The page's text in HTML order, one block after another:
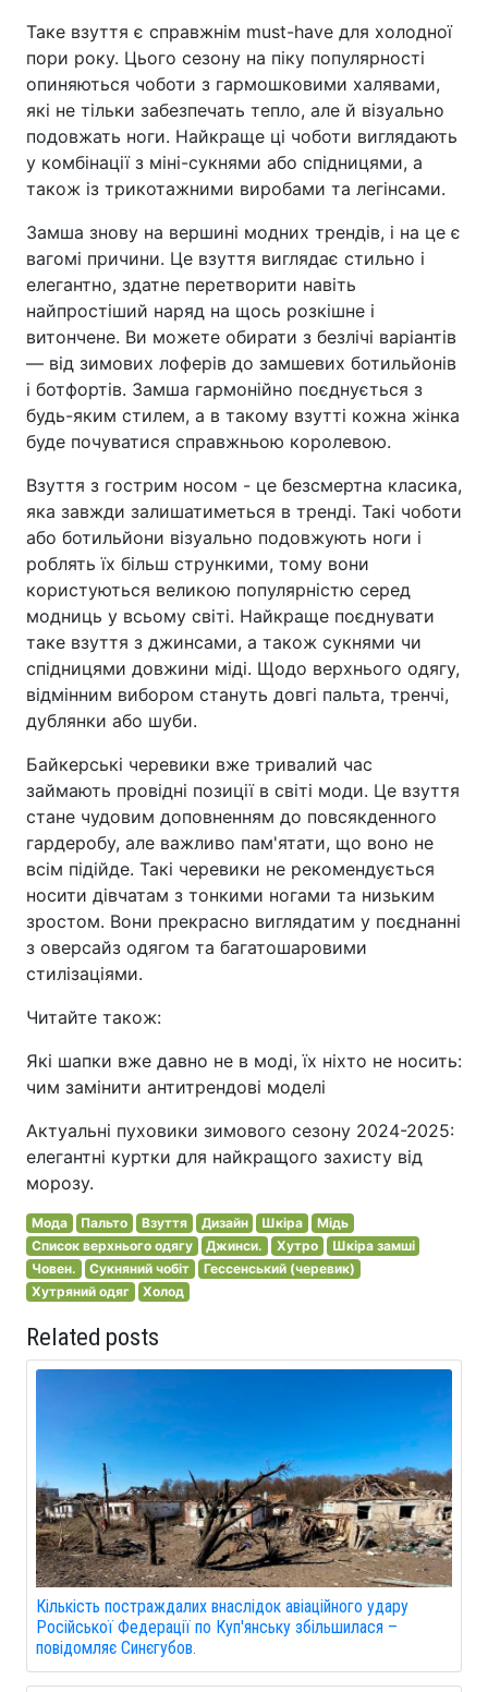
Таке взуття є справжнім must-have для холодної
пори року. Цього сезону на піку популярності
опиняються чоботи з гармошковими халявами,
які не тільки забезпечать тепло, але й візуально
подовжать ноги. Найкраще ці чоботи виглядають
у комбінації з міні-сукнями або спідницями, а
також із трикотажними виробами та легінсами.
Замша знову на вершині модних трендів, і на це є
вагомі причини. Це взуття виглядає стильно і
елегантно, здатне перетворити навіть
найпростіший наряд на щось розкішне і
витончене. Ви можете обирати з безлічі варіантів
— від зимових лоферів до замшевих ботильйонів
і ботфортів. Замша гармонійно поєднується з
будь-яким стилем, а в такому взутті кожна жінка
буде почуватися справжньою королевою.
Взуття з гострим носом - це безсмертна класика,
яка завжди залишатиметься в тренді. Такі чоботи
або ботильйони візуально подовжують ноги і
роблять їх більш стрункими, тому вони
користуються великою популярністю серед
модниць у всьому світі. Найкраще поєднувати
таке взуття з джинсами, а також сукнями чи
спідницями довжини міді. Щодо верхнього одягу,
відмінним вибором стануть довгі пальта, тренчі,
дублянки або шуби.
Байкерські черевики вже тривалий час
займають провідні позиції в світі моди. Це взуття
стане чудовим доповненням до повсякденного
гардеробу, але важливо пам'ятати, що воно не
всім підійде. Такі черевики не рекомендується
носити дівчатам з тонкими ногами та низьким
зростом. Вони прекрасно виглядатим у поєднанні
з оверсайз одягом та багатошаровими
стилізаціями.
Читайте також:
Які шапки вже давно не в моді, їх ніхто не носить:
чим замінити антитрендові моделі
Актуальні пуховики зимового сезону 2024-2025:
елегантні куртки для найкращого захисту від
морозу.
Мода Пальто Взуття Дизайн Шкіра
Мідь
Список верхнього одягу
Джинси. Хутро
Шкіра замші
Човен.
Сукняний чобіт
Гессенський (черевик)
Хутряний одяг
Холод
Related posts
Кількість постраждалих внаслідок авіаційного удару
Російської Федерації по Куп'янську збільшилася –
повідомляє Синєгубов.